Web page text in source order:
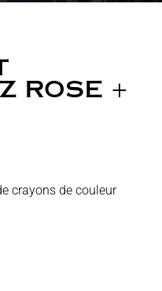
ROSE +
crayons de couleur